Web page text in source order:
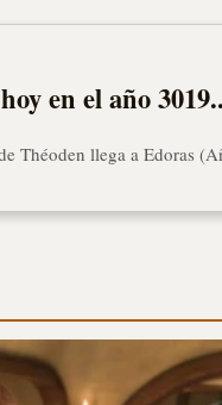
en el año
Théoden llega a Edoras